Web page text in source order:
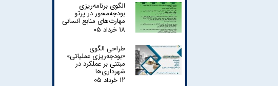
الگوی برنامه‌ریزی
بودجه‌محور در پرتو
مهارت‌های منابع انسانی
۱۸ خرداد ۰۵
طراحی الگوی
«بودجه‌ریزی عملیاتی»
مبتنی بر عملکرد در
شهرداری‌ها
۱۲ خرداد ۰۵